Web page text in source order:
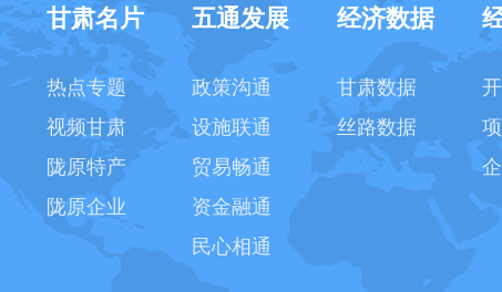
甘肃名片
热点专题
视频甘肃
陇原特产
陇原企业
五通发展
政策沟通
设施联通
贸易畅通
资金融通
民心相通
经济数据
甘肃数据
丝路数据